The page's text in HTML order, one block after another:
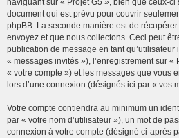
naviguant sur « Projet G5 », bien que ceux-ci
document qui est prévu pour couvrir
phpBB. La seconde manière est de
envoyez et que nous collectons. Ceci peut
publication de message en tant
« messages invités »), l’enregistrement sur
« votre compte ») et les messages que vous
lors d’une connexion (désignés ici par « vos
Votre compte contiendra au minimum un
par « votre nom d’utilisateur »), un mot de
connexion à votre compte (désigné ci-après